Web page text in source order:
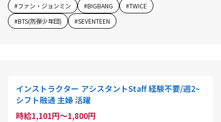
#ファン・ジョンミン #BIGBANG #TWICE
#BTS(防弾少年団) #SEVENTEEN
インストラクター アシスタントStaff 経験不要/週2~
シフト融通 主婦 活躍
時給1,101円～1,800円